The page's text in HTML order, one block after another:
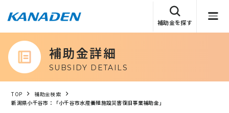
補助金を探す
補助金詳細
SUBSIDY DETAILS
TOP
補助金検索
新潟県小千谷市：「小千谷市水産養殖施設災害復旧事業補助金」